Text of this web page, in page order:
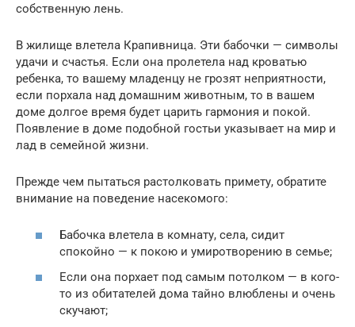
собственную лень.
В жилище влетела Крапивница. Эти бабочки — символы
удачи и счастья. Если она пролетела над кроватью
ребенка, то вашему младенцу не грозят неприятности,
если порхала над домашним животным, то в вашем
доме долгое время будет царить гармония и покой.
Появление в доме подобной гостьи указывает на мир и
лад в семейной жизни.
Прежде чем пытаться растолковать примету, обратите
внимание на поведение насекомого:
Бабочка влетела в комнату, села, сидит
спокойно — к покою и умиротворению в семье;
Если она порхает под самым потолком — в кого-
то из обитателей дома тайно влюблены и очень
скучают;